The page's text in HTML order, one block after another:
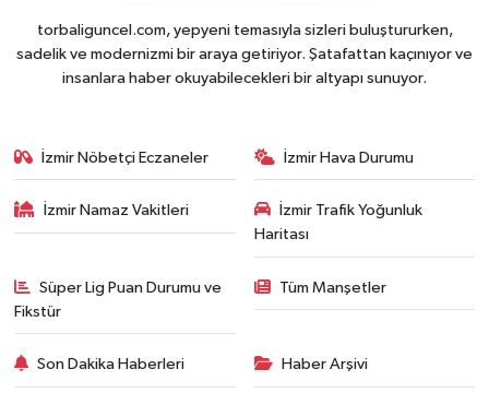
torbaliguncel.com, yepyeni temasıyla sizleri buluştururken,
sadelik ve modernizmi bir araya getiriyor. Şatafattan kaçınıyor ve
insanlara haber okuyabilecekleri bir altyapı sunuyor.
İzmir Nöbetçi Eczaneler İzmir Hava Durumu
İzmir Namaz Vakitleri
İzmir Trafik Yoğunluk
Haritası
Süper Lig Puan Durumu ve
Fikstür
Tüm Manşetler
Son Dakika Haberleri Haber Arşivi